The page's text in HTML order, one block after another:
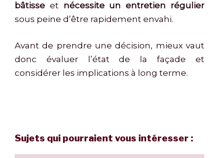
bâtisse et nécessite un entretien régulier
sous peine d’être rapidement envahi.
Avant de prendre une décision, mieux vaut
donc évaluer l’état de la façade et
considérer les implications à long terme.
Sujets qui pourraient vous intéresser :